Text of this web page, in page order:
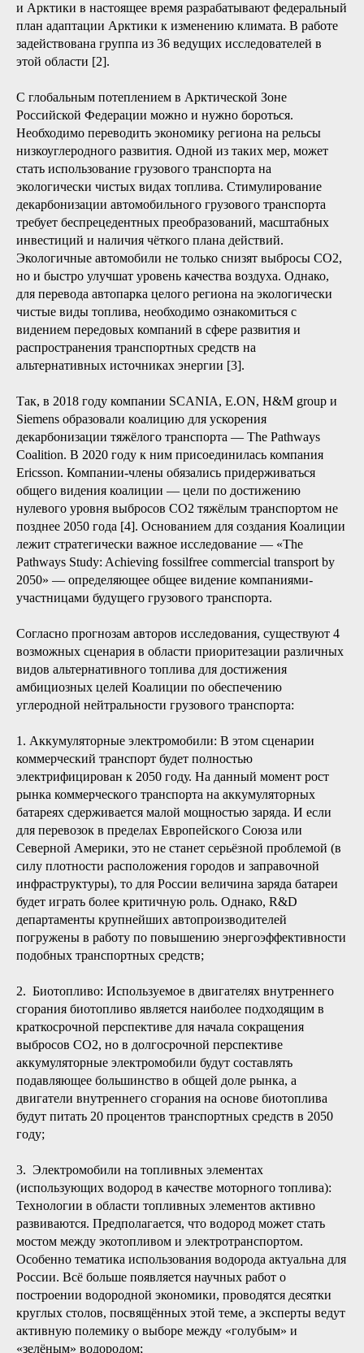
и Арктики в настоящее время разрабатывают федеральный
план адаптации Арктики к изменению климата. В работе
задействована группа из 36 ведущих исследователей в
этой области [2].
С глобальным потеплением в Арктической Зоне
Российской Федерации можно и нужно бороться.
Необходимо переводить экономику региона на рельсы
низкоуглеродного развития. Одной из таких мер, может
стать использование грузового транспорта на
экологически чистых видах топлива. Стимулирование
декарбонизации автомобильного грузового транспорта
требует беспрецедентных преобразований, масштабных
инвестиций и наличия чёткого плана действий.
Экологичные автомобили не только снизят выбросы CO2,
но и быстро улучшат уровень качества воздуха. Однако,
для перевода автопарка целого региона на экологически
чистые виды топлива, необходимо ознакомиться с
видением передовых компаний в сфере развития и
распространения транспортных средств на
альтернативных источниках энергии [3].
Так, в 2018 году компании SСANIA, E.ON, H&M group и
Siemens образовали коалицию для ускорения
декарбонизации тяжёлого транспорта — The Pathways
Coalition. В 2020 году к ним присоединилась компания
Ericsson. Компании-члены обязались придерживаться
общего видения коалиции — цели по достижению
нулевого уровня выбросов CO2 тяжёлым транспортом не
позднее 2050 года [4]. Основанием для создания Коалиции
лежит стратегически важное исследование — «The
Pathways Study: Achieving fossilfree commercial transport by
2050» — определяющее общее видение компаниями-
участницами будущего грузового транспорта.
Согласно прогнозам авторов исследования, существуют 4
возможных сценария в области приоритезации различных
видов альтернативного топлива для достижения
амбициозных целей Коалиции по обеспечению
углеродной нейтральности грузового транспорта:
1. Аккумуляторные электромобили: В этом сценарии
коммерческий транспорт будет полностью
электрифицирован к 2050 году. На данный момент рост
рынка коммерческого транспорта на аккумуляторных
батареях сдерживается малой мощностью заряда. И если
для перевозок в пределах Европейского Союза или
Северной Америки, это не станет серьёзной проблемой (в
силу плотности расположения городов и заправочной
инфраструктуры), то для России величина заряда батареи
будет играть более критичную роль. Однако, R&D
департаменты крупнейших автопроизводителей
погружены в работу по повышению энергоэффективности
подобных транспортных средств;
2. Биотопливо: Используемое в двигателях внутреннего
сгорания биотопливо является наиболее подходящим в
краткосрочной перспективе для начала сокращения
выбросов CO2, но в долгосрочной перспективе
аккумуляторные электромобили будут составлять
подавляющее большинство в общей доле рынка, а
двигатели внутреннего сгорания на основе биотоплива
будут питать 20 процентов транспортных средств в 2050
году;
3. Электромобили на топливных элементах
(использующих водород в качестве моторного топлива):
Технологии в области топливных элементов активно
развиваются. Предполагается, что водород может стать
мостом между экотопливом и электротранспортом.
Особенно тематика использования водорода актуальна для
России. Всё больше появляется научных работ о
построении водородной экономики, проводятся десятки
круглых столов, посвящённых этой теме, а эксперты ведут
активную полемику о выборе между «голубым» и
«зелёным» водородом;